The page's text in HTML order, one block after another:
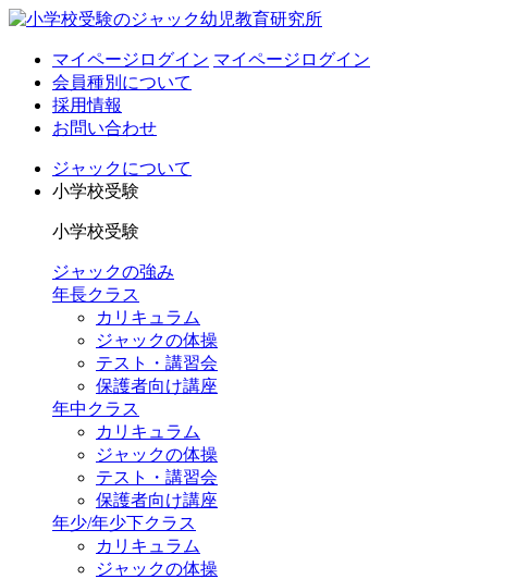
マイページログイン マイページログイン
会員種別について
採用情報
お問い合わせ
ジャックについて
小学校受験
小学校受験
ジャックの強み
年長クラス
カリキュラム
ジャックの体操
テスト・講習会
保護者向け講座
年中クラス
カリキュラム
ジャックの体操
テスト・講習会
保護者向け講座
年少/年少下クラス
カリキュラム
ジャックの体操